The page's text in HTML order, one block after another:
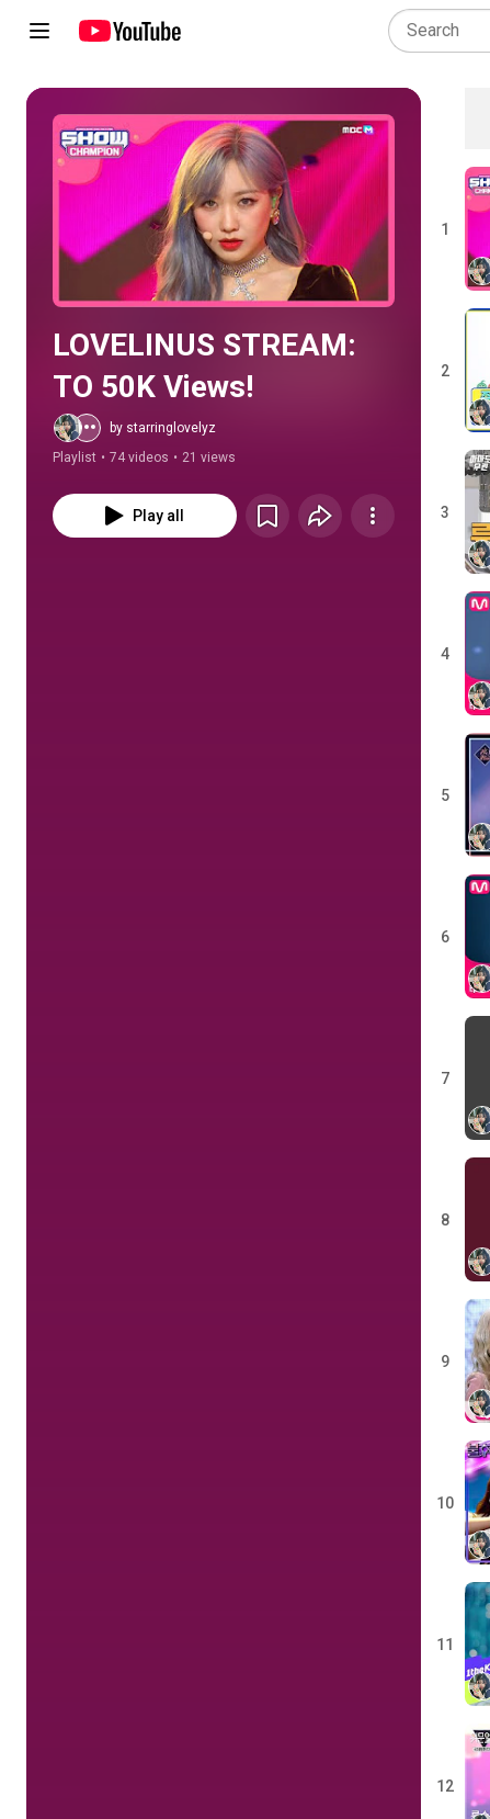
Play all
LOVELINUS STREAM:
TO 50K Views!
by starringlovelyz
Playlist • 74 videos • 21 views
Play all
1
2
3
4
5
6
7
8
9
10
11
12